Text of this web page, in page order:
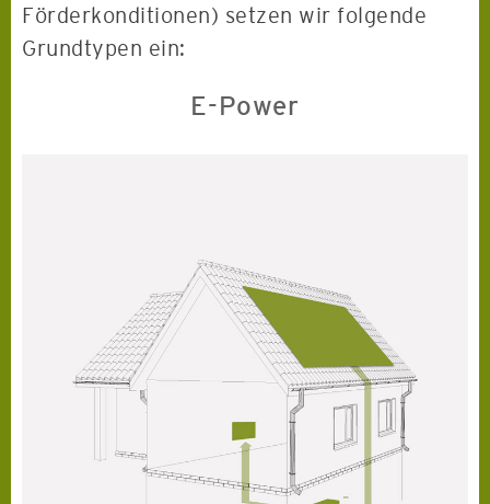
Förderkonditionen) setzen wir folgende
Grundtypen ein:
E-Power